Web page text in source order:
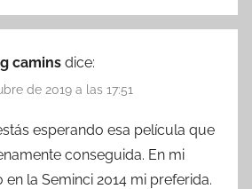
camins dice:
de 2019 a las 17:51
esperando esa película que
conseguida. En mi
en la Seminci 2014 mi preferida.